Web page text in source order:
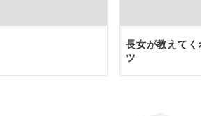
長女が教えてく
ツ